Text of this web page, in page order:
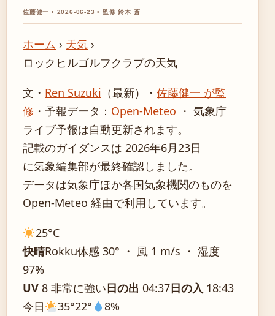
佐藤健一 • 2026-06-23 • 監修 鈴木 蒼
ホーム › 天気 ›
ロックヒルゴルフクラブの天気
文・ Ren Suzuki （最新） ・ 佐藤健一 が監
修 ・ 予報データ： Open-Meteo ・ 気象庁
ライブ予報は自動更新されます。
記載のガイダンスは 2026年6月23日
に気象編集部が最終確認しました。
データは気象庁ほか各国気象機関のものを
Open-Meteo 経由で利用しています。
25°C
快晴Rokku体感 30° ・ 風 1 m/s ・ 湿度
97%
UV 8 非常に強い日の出 04:37日の入 18:43
今日
35°22°
8%